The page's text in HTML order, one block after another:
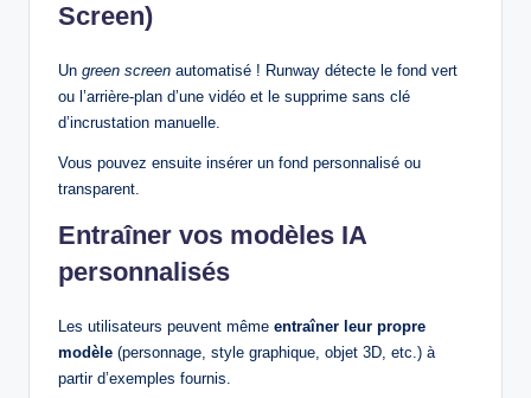
Screen)
Un green screen automatisé ! Runway détecte le fond vert
ou l’arrière‑plan d’une vidéo et le supprime sans clé
d’incrustation manuelle.
Vous pouvez ensuite insérer un fond personnalisé ou
transparent.
Entraîner vos modèles IA
personnalisés
Les utilisateurs peuvent même entraîner leur propre
modèle (personnage, style graphique, objet 3D, etc.) à
partir d’exemples fournis.